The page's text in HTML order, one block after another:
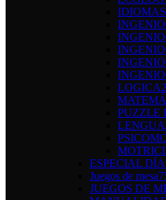
IDIOMAS
INGENIO
INGENIO
INGENIO
INGENIO
INGENIO
LOGICA
PUZZLE
ESPECIAL
Juegos de mesa
JUEGOS DE